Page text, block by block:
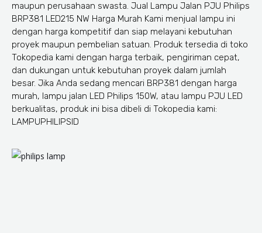
maupun perusahaan swasta. Jual Lampu Jalan PJU Philips
BRP381 LED215 NW Harga Murah Kami menjual lampu ini
dengan harga kompetitif dan siap melayani kebutuhan
proyek maupun pembelian satuan. Produk tersedia di toko
Tokopedia kami dengan harga terbaik, pengiriman cepat,
dan dukungan untuk kebutuhan proyek dalam jumlah
besar. Jika Anda sedang mencari BRP381 dengan harga
murah, lampu jalan LED Philips 150W, atau lampu PJU LED
berkualitas, produk ini bisa dibeli di Tokopedia kami:
LAMPUPHILIPSID